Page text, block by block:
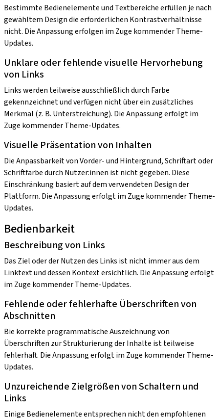
Bestimmte Bedienelemente und Textbereiche erfüllen je nach
gewähltem Design die erforderlichen Kontrastverhältnisse
nicht. Die Anpassung erfolgen im Zuge kommender Theme-
Updates.
Unklare oder fehlende visuelle Hervorhebung
von Links
Links werden teilweise ausschließlich durch Farbe
gekennzeichnet und verfügen nicht über ein zusätzliches
Merkmal (z. B. Unterstreichung). Die Anpassung erfolgt im
Zuge kommender Theme-Updates.
Visuelle Präsentation von Inhalten
Die Anpassbarkeit von Vorder- und Hintergrund, Schriftart oder
Schriftfarbe durch Nutzer:innen ist nicht gegeben. Diese
Einschränkung basiert auf dem verwendeten Design der
Plattform. Die Anpassung erfolgt im Zuge kommender Theme-
Updates.
Bedienbarkeit
Beschreibung von Links
Das Ziel oder der Nutzen des Links ist nicht immer aus dem
Linktext und dessen Kontext ersichtlich. Die Anpassung erfolgt
im Zuge kommender Theme-Updates.
Fehlende oder fehlerhafte Überschriften von
Abschnitten
Bie korrekte programmatische Auszeichnung von
Überschriften zur Strukturierung der Inhalte ist teilweise
fehlerhaft. Die Anpassung erfolgt im Zuge kommender Theme-
Updates.
Unzureichende Zielgrößen von Schaltern und
Links
Einige Bedienelemente entsprechen nicht den empfohlenen